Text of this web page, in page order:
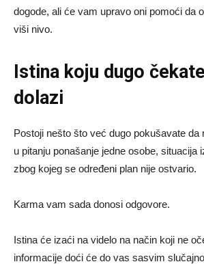
dogode, ali će vam upravo oni pomoći da
viši nivo.
Istina koju dugo
dolazi
Postoji nešto što već dugo pokušavate da
u pitanju ponašanje jedne osobe, situacija
zbog kojeg se određeni plan nije ostvario.
Karma vam sada donosi odgovore.
Istina će izaći na videlo na način koji ne
informacije doći će do vas sasvim